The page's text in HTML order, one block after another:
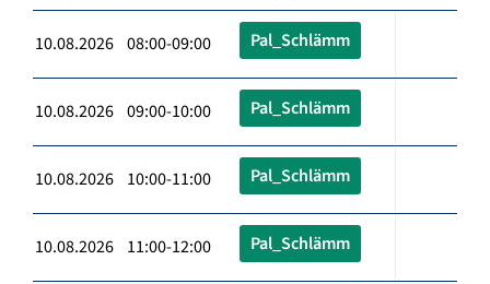
10.08.2026 08:00-09:00 Pal_Schlämm
10.08.2026 09:00-10:00 Pal_Schlämm
10.08.2026 10:00-11:00 Pal_Schlämm
10.08.2026 11:00-12:00 Pal_Schlämm